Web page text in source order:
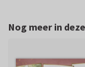
Nog meer in